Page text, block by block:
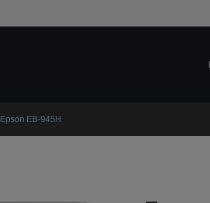
Epson EB-945H